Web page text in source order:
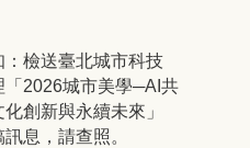
：檢送臺北城市科技
「2026城市美學─AI共
創新與永續未來」
息，請查照。